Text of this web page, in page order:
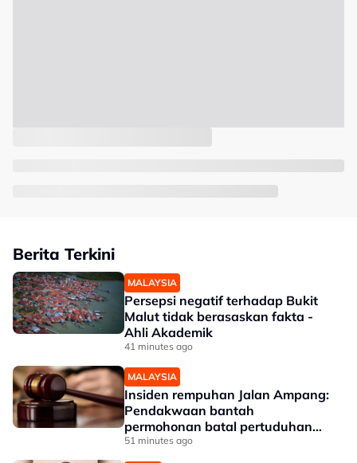
Berita Terkini
MALAYSIA
Persepsi negatif terhadap Bukit
Malut tidak berasaskan fakta -
Ahli Akademik
41 minutes ago
MALAYSIA
Insiden rempuhan Jalan Ampang:
Pendakwaan bantah
permohonan batal pertuduhan
bunuh
51 minutes ago